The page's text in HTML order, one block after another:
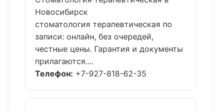
Новосибирск
стоматология терапевтическая по
записи: онлайн, без очередей,
честные цены. Гарантия и документы
прилагаются....
Телефон: +7-927-818-62-35